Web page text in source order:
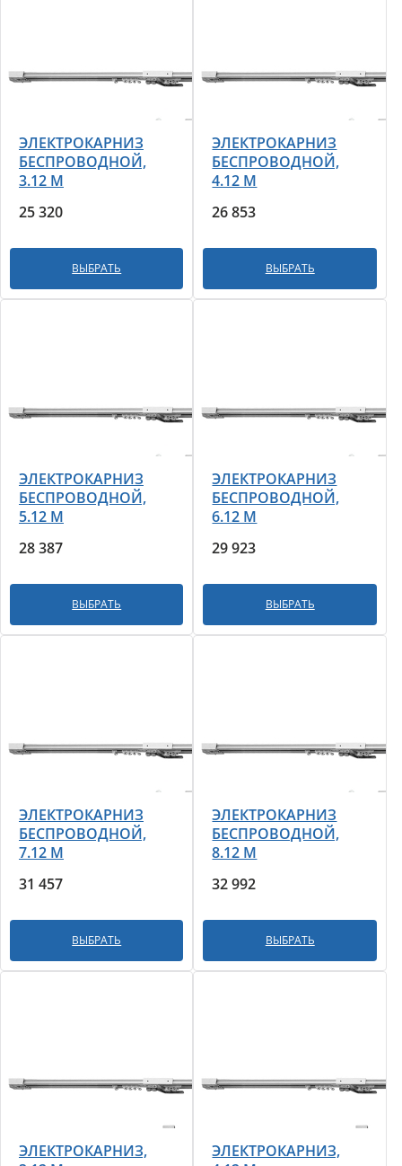
ЭЛЕКТРОКАРНИЗ
БЕСПРОВОДНОЙ,
3.12 М
25 320
ВЫБРАТЬ
ЭЛЕКТРОКАРНИЗ
БЕСПРОВОДНОЙ,
4.12 М
26 853
ВЫБРАТЬ
ЭЛЕКТРОКАРНИЗ
БЕСПРОВОДНОЙ,
5.12 М
28 387
ВЫБРАТЬ
ЭЛЕКТРОКАРНИЗ
БЕСПРОВОДНОЙ,
6.12 М
29 923
ВЫБРАТЬ
ЭЛЕКТРОКАРНИЗ
БЕСПРОВОДНОЙ,
7.12 М
31 457
ВЫБРАТЬ
ЭЛЕКТРОКАРНИЗ
БЕСПРОВОДНОЙ,
8.12 М
32 992
ВЫБРАТЬ
ЭЛЕКТРОКАРНИЗ,
ЭЛЕКТРОКАРНИЗ,